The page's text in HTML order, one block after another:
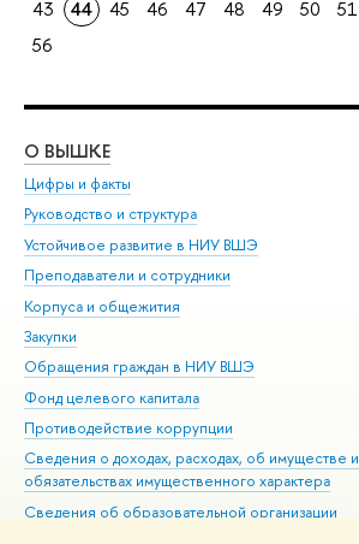
43
44 45 46 47 48 49 50 51
56
О ВЫШКЕ
Цифры и факты
Руководство и структура
Устойчивое развитие в НИУ ВШЭ
Преподаватели и сотрудники
Корпуса и общежития
Закупки
Обращения граждан в НИУ ВШЭ
Фонд целевого капитала
Противодействие коррупции
Сведения о доходах, расходах, об имуществе и
обязательствах имущественного характера
Сведения об образовательной организации